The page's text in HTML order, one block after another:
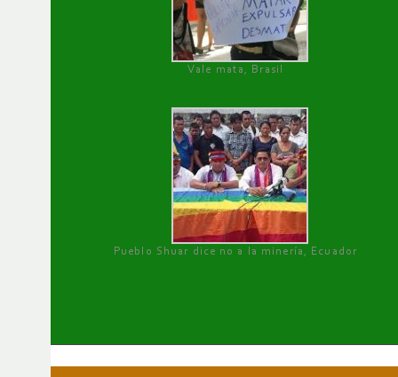
Vale mata, Brasil
Pueblo Shuar dice no a la minería, Ecuador